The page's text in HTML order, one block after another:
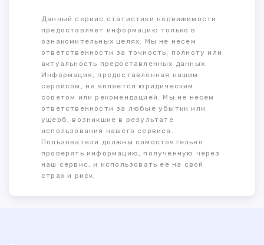
Данный сервис статистики недвижимости
предоставляет информацию только в
ознакомительных целях. Мы не несем
ответственности за точность, полноту или
актуальность предоставленных данных.
Информация, предоставленная нашим
сервисом, не является юридическим
советом или рекомендацией. Мы не несем
ответственности за любые убытки или
ущерб, возникшие в результате
использования нашего сервиса.
Пользователи должны самостоятельно
проверять информацию, полученную через
наш сервис, и использовать ее на свой
страх и риск.